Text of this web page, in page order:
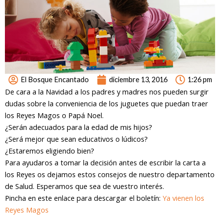
El Bosque Encantado diciembre 13, 2016 1:26 pm
De cara a la Navidad a los padres y madres nos pueden surgir
dudas sobre la conveniencia de los juguetes que puedan traer
los Reyes Magos o Papá Noel.
¿Serán adecuados para la edad de mis hijos?
¿Será mejor que sean educativos o lúdicos?
¿Estaremos eligiendo bien?
Para ayudaros a tomar la decisión antes de escribir la carta a
los Reyes os dejamos estos consejos de nuestro departamento
de Salud. Esperamos que sea de vuestro interés.
Pincha en este enlace para descargar el boletín: Ya vienen los
Reyes Magos